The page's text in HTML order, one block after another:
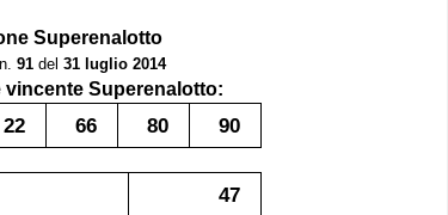
Superenalotto
91del 31 luglio 2014
vincente Superenalotto:
22 66 80 90
47